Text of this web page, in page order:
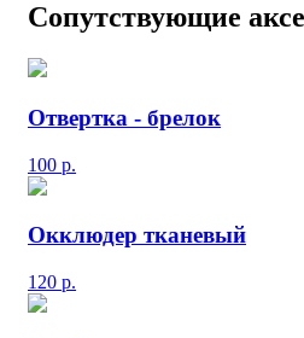
Сопутствующие
Отвертка - брелок
100 р.
Окклюдер тканевый
120 р.